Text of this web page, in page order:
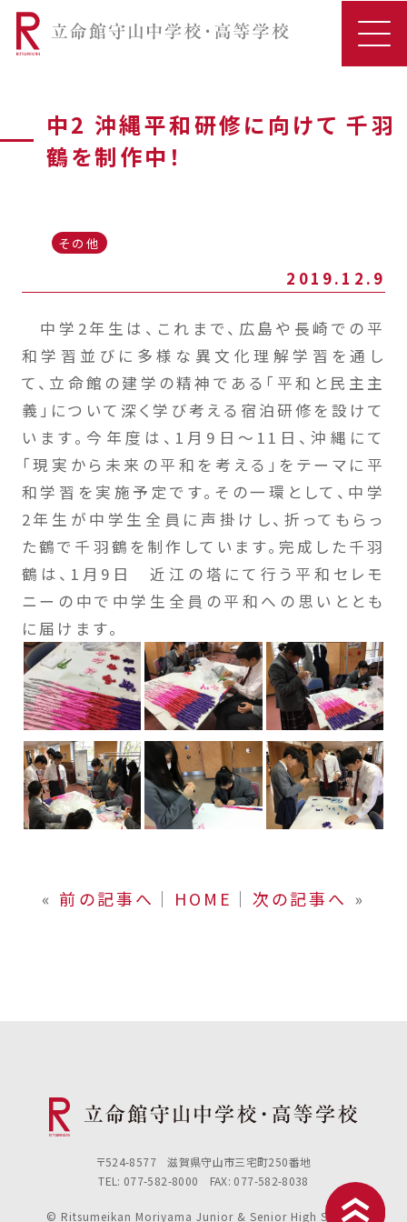
中2 沖縄平和研修に向けて 千羽
鶴を制作中！
その他
2019.12.9
中学2年生は、これまで、広島や長崎での平
和学習並びに多様な異文化理解学習を通し
て、立命館の建学の精神である「平和と民主主
義」について深く学び考える宿泊研修を設けて
います。今年度は、1月9日～11日、沖縄にて
「現実から未来の平和を考える」をテーマに平
和学習を実施予定です。その一環として、中学
2年生が中学生全員に声掛けし、折ってもらっ
た鶴で千羽鶴を制作しています。完成した千羽
鶴は、1月9日 近江の塔にて行う平和セレモ
ニーの中で中学生全員の平和への思いととも
に届けます。
« 前の記事へ │ HOME │ 次の記事へ »
〒524-8577 滋賀県守山市三宅町250番地
TEL: 077-582-8000 FAX: 077-582-8038
© Ritsumeikan Moriyama Junior & Senior High School